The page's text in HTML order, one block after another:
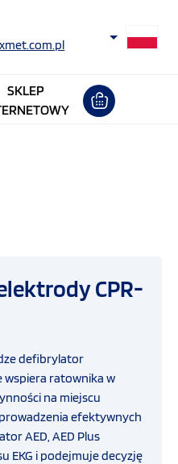
SKLEP
CPR-
defibrylator
wspiera ratownika w
na miejscu
efektywnych
AED, AED Plus
EKG i podejmuje decyzję